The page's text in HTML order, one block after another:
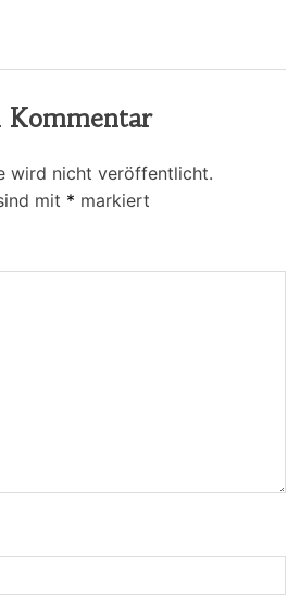
Kommentar
wird nicht veröffentlicht.
mit * markiert